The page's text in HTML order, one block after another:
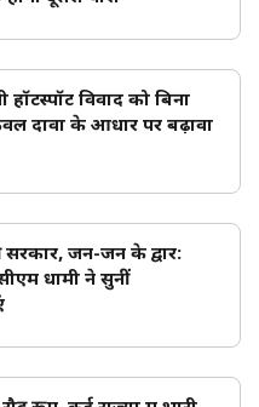
विवाद को बिना
दावों के आधार पर बढ़ावा
जन-जन के द्वार:
धामी ने सुनीं